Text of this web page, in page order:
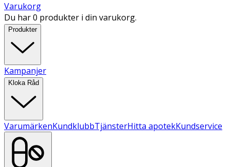
Varukorg
Du har 0 produkter i din varukorg.
Produkter
Kampanjer
Kloka Råd
VarumärkenKundklubbTjänsterHitta apotekKundservice